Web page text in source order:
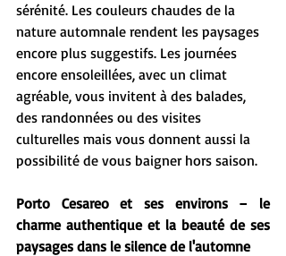
sérénité. Les couleurs chaudes de la
nature automnale rendent les paysages
encore plus suggestifs. Les journées
encore ensoleillées, avec un climat
agréable, vous invitent à des balades,
des randonnées ou des visites
culturelles mais vous donnent aussi la
possibilité de vous baigner hors saison.
Porto Cesareo et ses environs – le
charme authentique et la beauté de ses
paysages dans le silence de l'automne